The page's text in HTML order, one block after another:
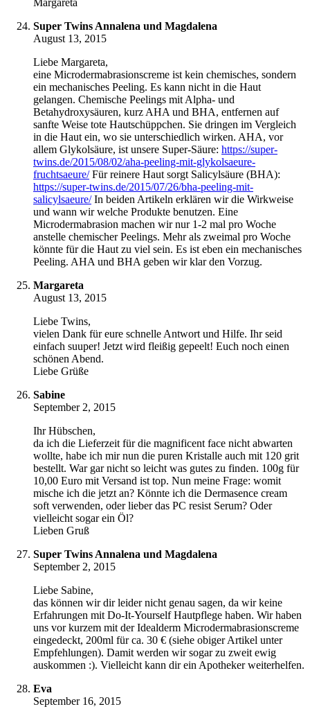
Margareta
Super Twins Annalena und Magdalena
August 13, 2015
Liebe Margareta,
eine Microdermabrasionscreme ist kein chemisches, sondern
ein mechanisches Peeling. Es kann nicht in die Haut
gelangen. Chemische Peelings mit Alpha- und
Betahydroxysäuren, kurz AHA und BHA, entfernen auf
sanfte Weise tote Hautschüppchen. Sie dringen im Vergleich
in die Haut ein, wo sie unterschiedlich wirken. AHA, vor
allem Glykolsäure, ist unsere Super-Säure: https://super-
twins.de/2015/08/02/aha-peeling-mit-glykolsaeure-
fruchtsaeure/Für reinere Haut sorgt Salicylsäure (BHA):
https://super-twins.de/2015/07/26/bha-peeling-mit-
salicylsaeure/In beiden Artikeln erklären wir die Wirkweise
und wann wir welche Produkte benutzen. Eine
Microdermabrasion machen wir nur 1-2 mal pro Woche
anstelle chemischer Peelings. Mehr als zweimal pro Woche
könnte für die Haut zu viel sein. Es ist eben ein mechanisches
Peeling. AHA und BHA geben wir klar den Vorzug.
Margareta
August 13, 2015
Liebe Twins,
vielen Dank für eure schnelle Antwort und Hilfe. Ihr seid
einfach suuper! Jetzt wird fleißig gepeelt! Euch noch einen
schönen Abend.
Liebe Grüße
Sabine
September 2, 2015
Ihr Hübschen,
da ich die Lieferzeit für die magnificent face nicht abwarten
wollte, habe ich mir nun die puren Kristalle auch mit 120 grit
bestellt. War gar nicht so leicht was gutes zu finden. 100g für
10,00 Euro mit Versand ist top. Nun meine Frage: womit
mische ich die jetzt an? Könnte ich die Dermasence cream
soft verwenden, oder lieber das PC resist Serum? Oder
vielleicht sogar ein Öl?
Lieben Gruß
Super Twins Annalena und Magdalena
September 2, 2015
Liebe Sabine,
das können wir dir leider nicht genau sagen, da wir keine
Erfahrungen mit Do-It-Yourself Hautpflege haben. Wir haben
uns vor kurzem mit der Idealderm Microdermabrasionscreme
eingedeckt, 200ml für ca. 30 € (siehe obiger Artikel unter
Empfehlungen). Damit werden wir sogar zu zweit ewig
auskommen :). Vielleicht kann dir ein Apotheker weiterhelfen.
Eva
September 16, 2015